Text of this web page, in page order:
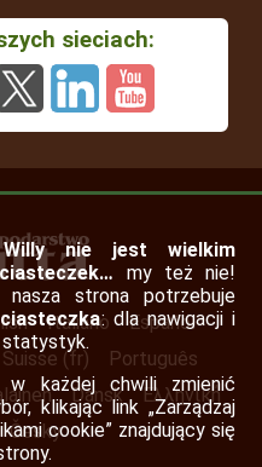
sieciach:
Italiano
Español
Suisse (fr)
Português
Dansk
Ελληνική
Česky
Willy nie jest wielkim
my też nie!
nasza strona potrzebuje
: dla nawigacji i
statystyk.
w każdej chwili zmienić
klikając link „Zarządzaj
cookie” znajdujący się